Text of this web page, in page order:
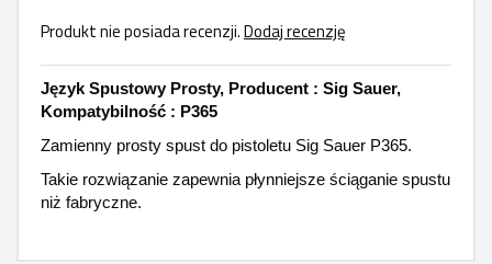
Produkt nie posiada recenzji.Dodaj recenzję
Język Spustowy Prosty, Producent : Sig Sauer,
Kompatybilność : P365
Zamienny prosty spust do pistoletu Sig Sauer P365.
Takie rozwiązanie zapewnia płynniejsze ściąganie spustu
niż fabryczne.